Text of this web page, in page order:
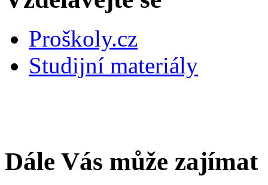
Proškoly.cz
Studijní materiály
Dále Vás může zajímat